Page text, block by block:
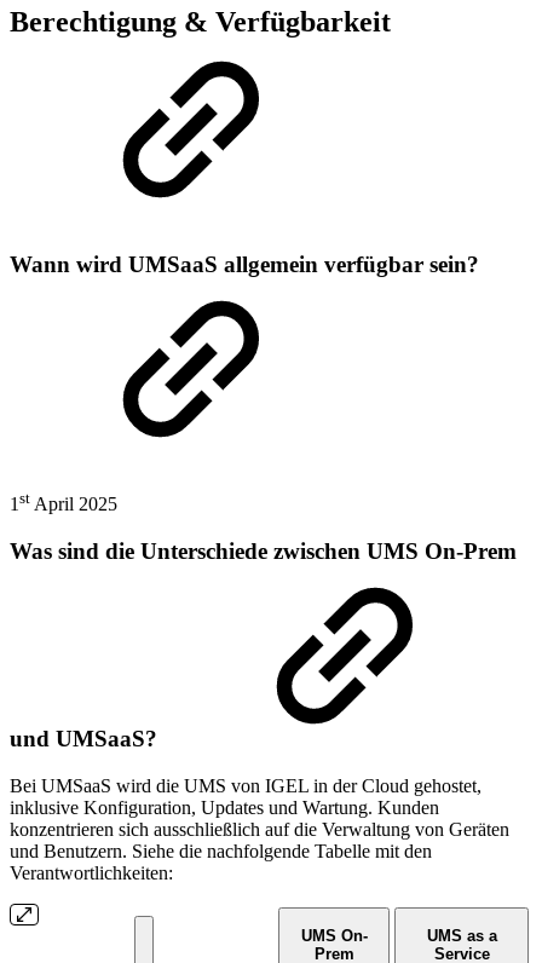
Berechtigung & Verfügbarkeit
Wann wird UMSaaS allgemein verfügbar sein?
1 st April 2025
Was sind die Unterschiede zwischen UMS On-Prem
und UMSaaS?
Bei UMSaaS wird die UMS von IGEL in der Cloud gehostet,
inklusive Konfiguration, Updates und Wartung. Kunden
konzentrieren sich ausschließlich auf die Verwaltung von Geräten
und Benutzern. Siehe die nachfolgende Tabelle mit den
Verantwortlichkeiten:
UMS On-
Prem
UMS as a
Service